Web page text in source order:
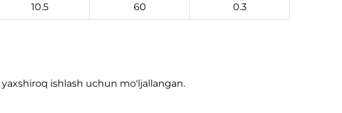
10.5 60 0.3
yaxshiroq ishlash uchun mo'ljallangan.